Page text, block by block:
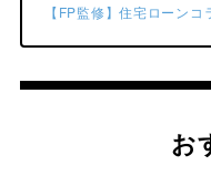
【FP監修】住宅ローンコ
お